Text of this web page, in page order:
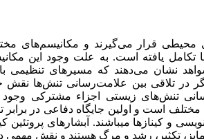
قرار می‌گیرند و مکانیسم‌های
یافته است. به علت وجود این
نشان می‌دهند که مسیرهای تنظیمی با
در تلاقی بین علامت‌رسانی تنش‌ها نقش
تنش‌های زیستی اجزاء مشترکی وجود
است و اولین جایگاه دفاعی در
و کینازها می­باشند. آبشارهای پروتئین
تکثیر، رشد و مرگ هستند و نقش مهمی